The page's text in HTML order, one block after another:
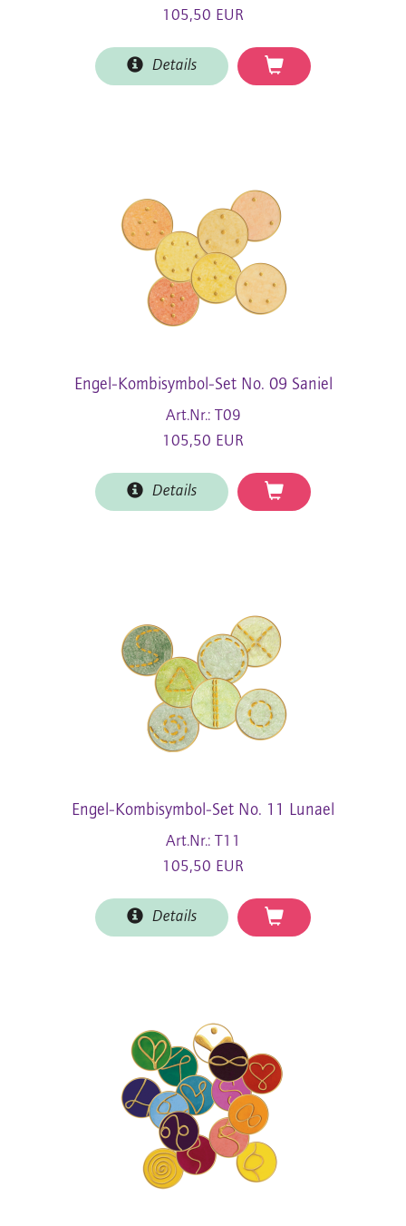
105,50 EUR
Details
Engel-Kombisymbol-Set No. 09 Saniel
Art.Nr.: T09
105,50 EUR
Details
Engel-Kombisymbol-Set No. 11 Lunael
Art.Nr.: T11
105,50 EUR
Details